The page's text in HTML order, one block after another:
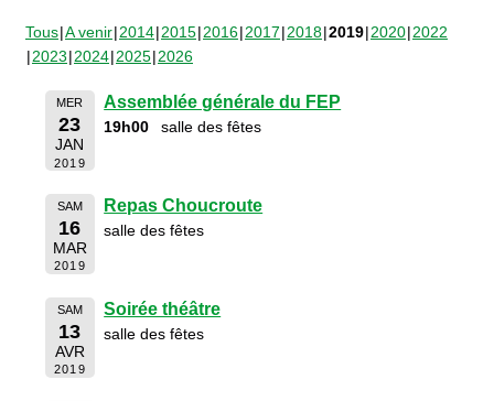
Tous A venir 2014 2015 2016 2017 2018 2019 2020 2022
2023 2024 2025 2026
MER
23
JAN
2019
Assemblée générale du FEP
19h00 salle des fêtes
SAM
16
MAR
2019
Repas Choucroute
salle des fêtes
SAM
13
AVR
2019
Soirée théâtre
salle des fêtes